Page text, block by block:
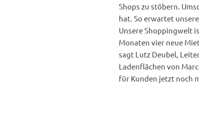
Shops zu stöbern.
hat. So erwartet
Unsere Shoppingwelt
Monaten vier neue
sagt Lutz Deubel,
Ladenflächen von
für Kunden jetzt noch